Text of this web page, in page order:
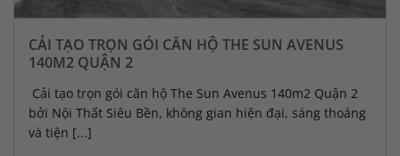
CẢI TẠO TRỌN GÓI CĂN HỘ THE SUN AVENUS
140M2 QUẬN 2
Cải tạo trọn gói căn hộ The Sun Avenus 140m2 Quận 2
bởi Nội Thất Siêu Bền, không gian hiện đại, sáng thoáng
và tiện [...]